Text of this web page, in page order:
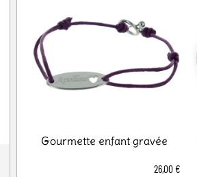
Gourmette enfant gravée
26,00 €